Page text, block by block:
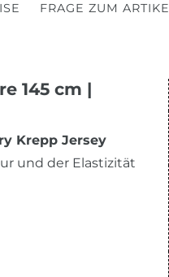
FRAGE ZUM
145 cm |
Krepp Jersey
und der Elastizität